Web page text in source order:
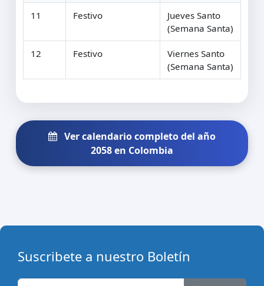
11 Festivo
Jueves Santo
(Semana Santa)
12 Festivo
Viernes Santo
(Semana Santa)
Ver calendario completo del año
2058 en Colombia
Suscribete a nuestro Boletín